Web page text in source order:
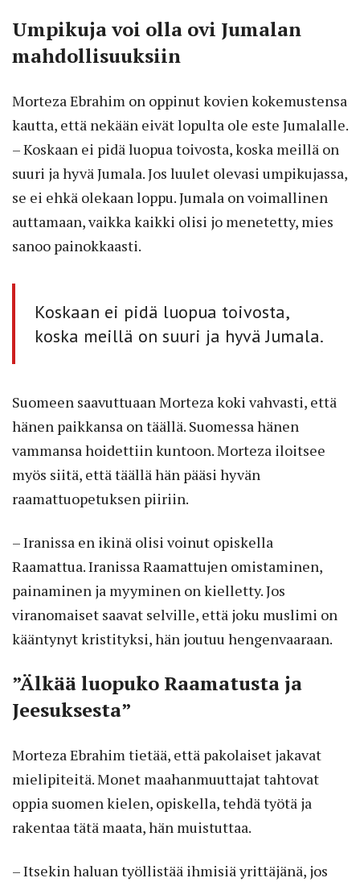
Umpikuja voi olla ovi Jumalan
mahdollisuuksiin
Morteza Ebrahim on oppinut kovien kokemustensa
kautta, että nekään eivät lopulta ole este Jumalalle.
– Koskaan ei pidä luopua toivosta, koska meillä on
suuri ja hyvä Jumala. Jos luulet olevasi umpikujassa,
se ei ehkä olekaan loppu. Jumala on voimallinen
auttamaan, vaikka kaikki olisi jo menetetty, mies
sanoo painokkaasti.
Koskaan ei pidä luopua toivosta,
koska meillä on suuri ja hyvä Jumala.
Suomeen saavuttuaan Morteza koki vahvasti, että
hänen paikkansa on täällä. Suomessa hänen
vammansa hoidettiin kuntoon. Morteza iloitsee
myös siitä, että täällä hän pääsi hyvän
raamattuopetuksen piiriin.
– Iranissa en ikinä olisi voinut opiskella
Raamattua. Iranissa Raamattujen omistaminen,
painaminen ja myyminen on kielletty. Jos
viranomaiset saavat selville, että joku muslimi on
kääntynyt kristityksi, hän joutuu hengenvaaraan.
”Älkää luopuko Raamatusta ja
Jeesuksesta”
Morteza Ebrahim tietää, että pakolaiset jakavat
mielipiteitä. Monet maahanmuuttajat tahtovat
oppia suomen kielen, opiskella, tehdä työtä ja
rakentaa tätä maata, hän muistuttaa.
– Itsekin haluan työllistää ihmisiä yrittäjänä, jos